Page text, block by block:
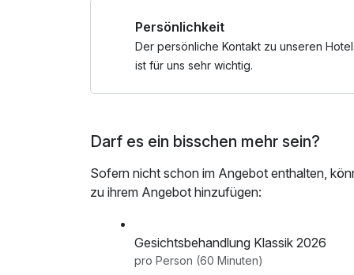
Persönlichkeit
Der persönliche Kontakt zu unseren
ist für uns sehr wichtig.
Darf es ein bisschen mehr sein?
Sofern nicht schon im Angebot enthalten,
zu ihrem Angebot hinzufügen:
Gesichtsbehandlung Klassik 2026
pro Person (60 Minuten)